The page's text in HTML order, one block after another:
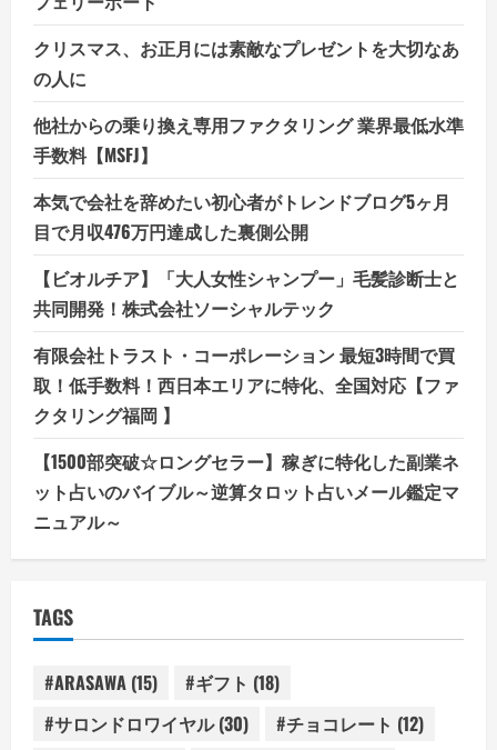
生
ま
れ
ま
クリスマス、お正月には素敵なプレゼントを大切なあ
の人に
他社からの乗り換え専用ファクタリング 業界最低水準
手数料【MSFJ】
本気で会社を辞めたい初心者がトレンドブログ5ヶ月
目で月収476万円達成した裏側公開
【ビオルチア】「大人女性シャンプー」毛髪診断士と
共同開発！株式会社ソーシャルテック
有限会社トラスト・コーポレーション 最短3時間で買
取！低手数料！西日本エリアに特化、全国対応【ファ
クタリング福岡 】
【1500部突破☆ロングセラー】稼ぎに特化した副業ネ
ット占いのバイブル～逆算タロット占いメール鑑定マ
ニュアル～
TAGS
#ARASAWA (15) #ギフト (18)
#サロンドロワイヤル(30) #チョコレート (12)